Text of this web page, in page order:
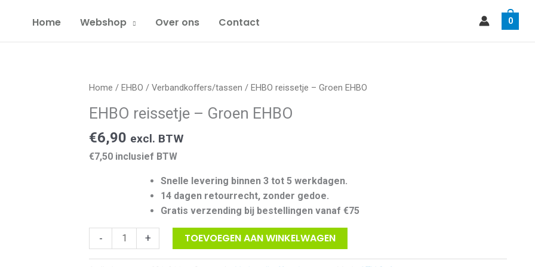
Home Webshop Over ons Contact 0
Home / EHBO / Verbandkoffers/tassen / EHBO reissetje – Groen EHBO
EHBO reissetje – Groen EHBO
€6,90 excl. BTW
€7,50 inclusief BTW
Snelle levering binnen 3 tot 5 werkdagen.
14 dagen retourrecht, zonder gedoe.
Gratis verzending bij bestellingen vanaf €75
-
reissetje
+ TOEVOEGEN AAN WINKELWAGEN
Groen